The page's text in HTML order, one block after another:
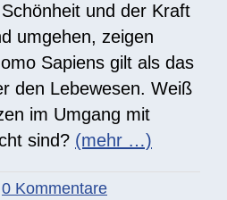
und der Kraft
umgehen, zeigen
Sapiens gilt als das
den Lebewesen. Weiß
im Umgang mit
sind? (mehr …)
0 Kommentare